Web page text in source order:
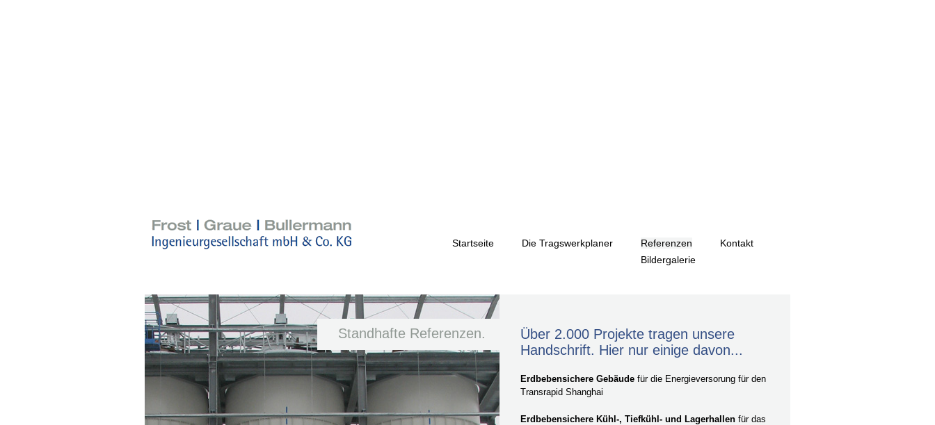
Startseite Die Tragswerkplaner Referenzen
Kontakt
Bildergalerie
Standhafte Referenzen.
Über 2.000 Projekte tragen unsere
Handschrift. Hier nur einige davon...
Erdbebensichere Gebäude für die Energieversorung für den
Transrapid Shanghai
Erdbebensichere Kühl-, Tiefkühl- und Lagerhallen für das